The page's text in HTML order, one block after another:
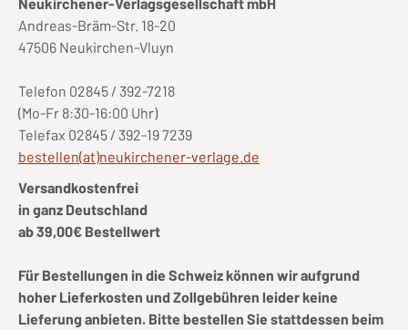
Andreas-Bräm-Str. 18-20
47506 Neukirchen-Vluyn
Telefon 02845 / 392-7218
(Mo-Fr 8:30-16:00 Uhr)
Telefax 02845 / 392-19 7239
bestellen(at)neukirchener-verlage.de
Versandkostenfrei
in ganz Deutschland
ab 39,00€ Bestellwert
Für Bestellungen in die Schweiz können wir aufgrund
hoher Lieferkosten und Zollgebühren leider keine
Lieferung anbieten. Bitte bestellen Sie stattdessen beim